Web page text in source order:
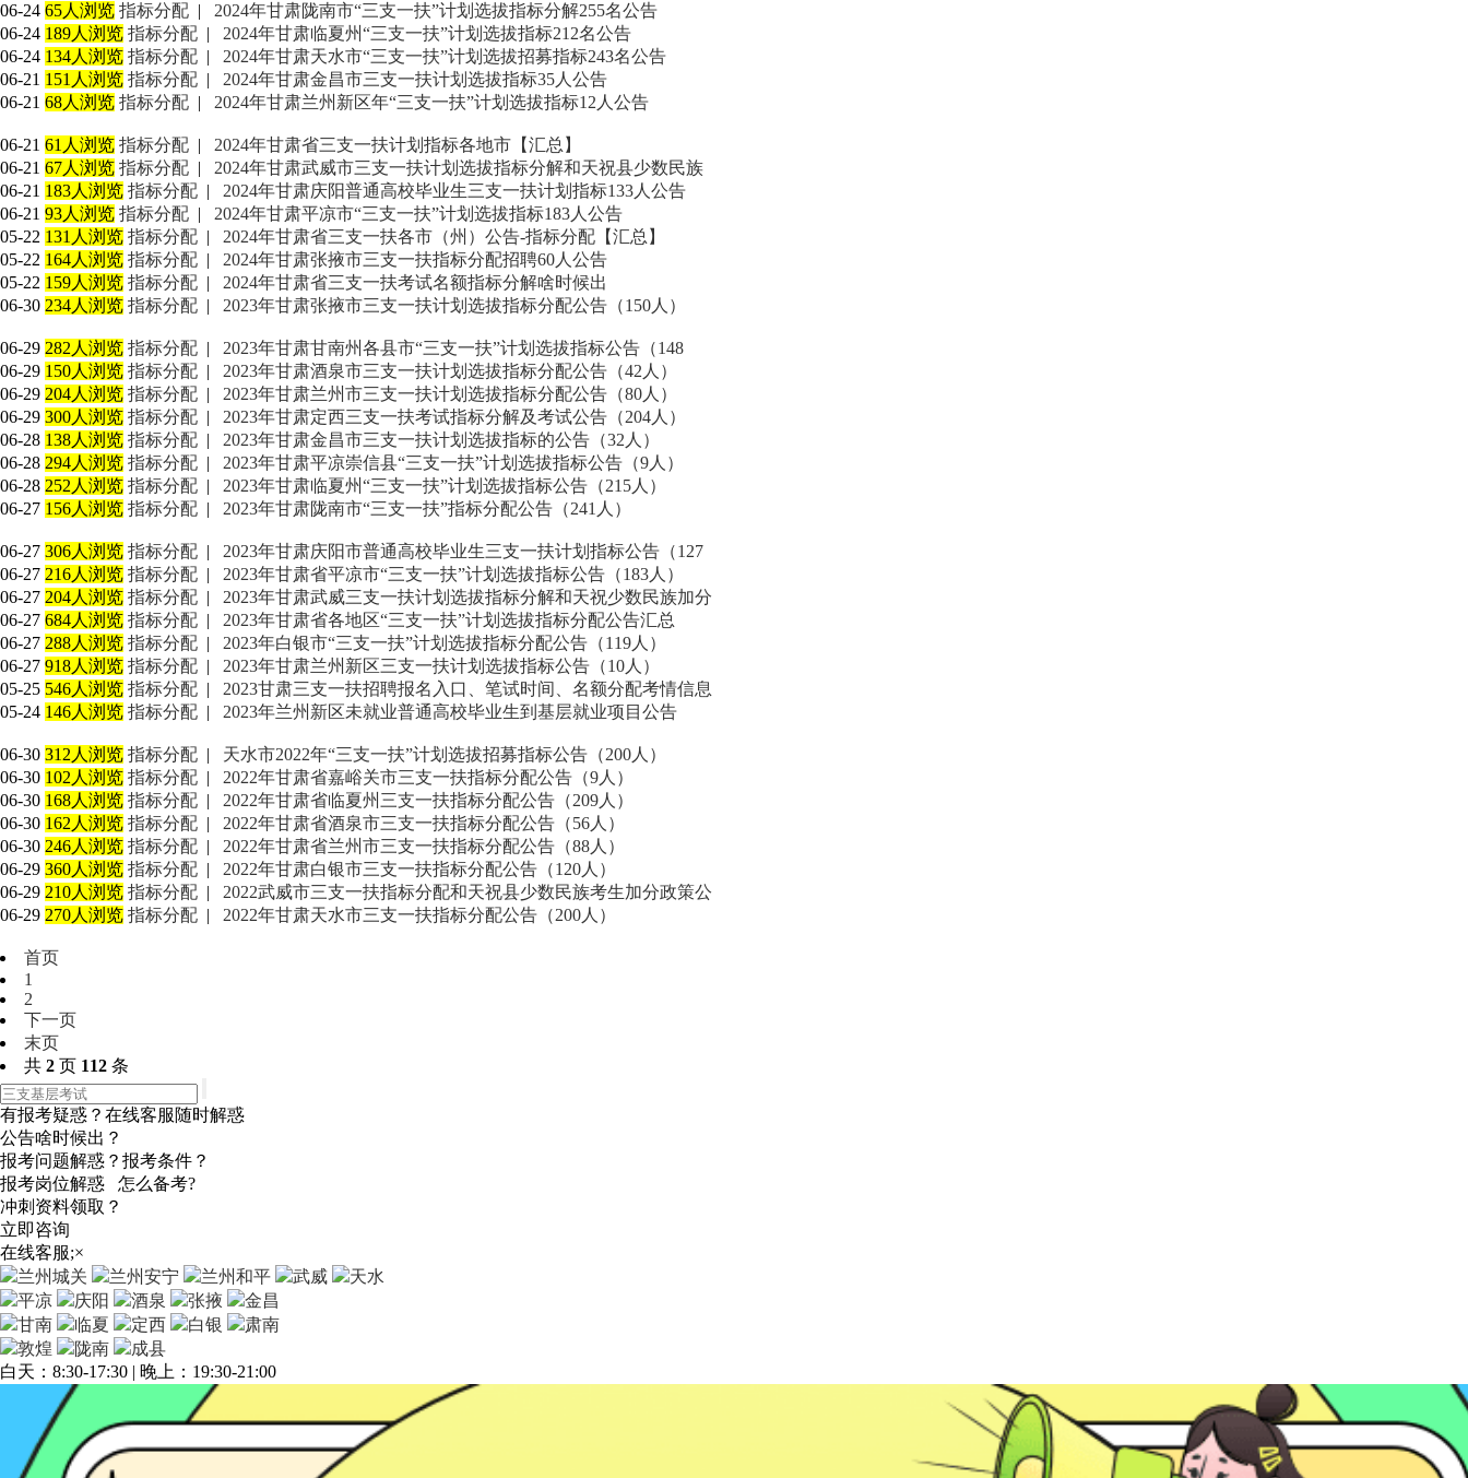
06-24 65人浏览 指标分配 |
2024年甘肃陇南市“三支一扶”计划选拔指标分解255名公告
06-24 189人浏览 指标分配 |
2024年甘肃临夏州“三支一扶”计划选拔指标212名公告
06-24 134人浏览 指标分配 |
2024年甘肃天水市“三支一扶”计划选拔招募指标243名公告
06-21 151人浏览 指标分配 |
2024年甘肃金昌市三支一扶计划选拔指标35人公告
06-21 68人浏览 指标分配 | 2024年甘肃兰州新区年“三支一扶”计划选拔指标12人公告
06-21 61人浏览 指标分配 |
2024年甘肃省三支一扶计划指标各地市【汇总】
06-21 67人浏览 指标分配 |
2024年甘肃武威市三支一扶计划选拔指标分解和天祝县少数民族
06-21 183人浏览 指标分配 |
2024年甘肃庆阳普通高校毕业生三支一扶计划指标133人公告
06-21 93人浏览 指标分配 |
2024年甘肃平凉市“三支一扶”计划选拔指标183人公告
05-22 131人浏览 指标分配 |
2024年甘肃省三支一扶各市（州）公告-指标分配【汇总】
05-22 164人浏览 指标分配 |
2024年甘肃张掖市三支一扶指标分配招聘60人公告
05-22 159人浏览 指标分配 |
2024年甘肃省三支一扶考试名额指标分解啥时候出
06-30 234人浏览 指标分配 | 2023年甘肃张掖市三支一扶计划选拔指标分配公告（150人）
06-29 282人浏览 指标分配 |
2023年甘肃甘南州各县市“三支一扶”计划选拔指标公告（148
06-29 150人浏览 指标分配 |
2023年甘肃酒泉市三支一扶计划选拔指标分配公告（42人）
06-29 204人浏览 指标分配 |
2023年甘肃兰州市三支一扶计划选拔指标分配公告（80人）
06-29 300人浏览 指标分配 |
2023年甘肃定西三支一扶考试指标分解及考试公告（204人）
06-28 138人浏览 指标分配 |
2023年甘肃金昌市三支一扶计划选拔指标的公告（32人）
06-28 294人浏览 指标分配 |
2023年甘肃平凉崇信县“三支一扶”计划选拔指标公告（9人）
06-28 252人浏览 指标分配 |
2023年甘肃临夏州“三支一扶”计划选拔指标公告（215人）
06-27 156人浏览 指标分配 | 2023年甘肃陇南市“三支一扶”指标分配公告（241人）
06-27 306人浏览 指标分配 |
2023年甘肃庆阳市普通高校毕业生三支一扶计划指标公告（127
06-27 216人浏览 指标分配 |
2023年甘肃省平凉市“三支一扶”计划选拔指标公告（183人）
06-27 204人浏览 指标分配 |
2023年甘肃武威三支一扶计划选拔指标分解和天祝少数民族加分
06-27 684人浏览 指标分配 |
2023年甘肃省各地区“三支一扶”计划选拔指标分配公告汇总
06-27 288人浏览 指标分配 |
2023年白银市“三支一扶”计划选拔指标分配公告（119人）
06-27 918人浏览 指标分配 |
2023年甘肃兰州新区三支一扶计划选拔指标公告（10人）
05-25 546人浏览 指标分配 |
2023甘肃三支一扶招聘报名入口、笔试时间、名额分配考情信息
05-24 146人浏览 指标分配 | 2023年兰州新区未就业普通高校毕业生到基层就业项目公告
06-30 312人浏览 指标分配 |
天水市2022年“三支一扶”计划选拔招募指标公告（200人）
06-30 102人浏览 指标分配 |
2022年甘肃省嘉峪关市三支一扶指标分配公告（9人）
06-30 168人浏览 指标分配 |
2022年甘肃省临夏州三支一扶指标分配公告（209人）
06-30 162人浏览 指标分配 |
2022年甘肃省酒泉市三支一扶指标分配公告（56人）
06-30 246人浏览 指标分配 |
2022年甘肃省兰州市三支一扶指标分配公告（88人）
06-29 360人浏览 指标分配 |
2022年甘肃白银市三支一扶指标分配公告（120人）
06-29 210人浏览 指标分配 |
2022武威市三支一扶指标分配和天祝县少数民族考生加分政策公
06-29 270人浏览 指标分配 | 2022年甘肃天水市三支一扶指标分配公告（200人）
首页
1
2
下一页
末页
共 2 页 112 条
有报考疑惑？在线客服随时解惑
公告啥时候出？
报考问题解惑？报考条件？
报考岗位解惑 怎么备考?
冲刺资料领取？
立即咨询
在线客服;×
兰州城关
兰州安宁 兰州和平 武威
天水
平凉
庆阳 酒泉 张掖
金昌
甘南
临夏 定西 白银
肃南
敦煌
陇南
成县
白天：8:30-17:30 | 晚上：19:30-21:00